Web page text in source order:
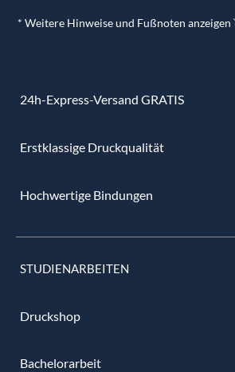
* Weitere Hinweise und Fußnoten anzeigen
24h-Express-Versand GRATIS
Erstklassige Druckqualität
Hochwertige Bindungen
STUDIENARBEITEN
Druckshop
Bachelorarbeit